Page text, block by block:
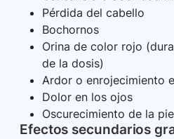
Pérdida del cabello
Bochornos
Orina de color rojo
de la dosis)
Ardor o enrojecimiento
Dolor en los ojos
Oscurecimiento de la
Efectos secundarios